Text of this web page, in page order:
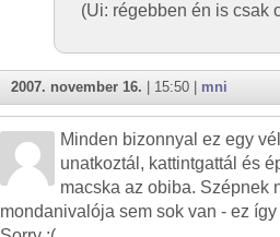
(Ui: régebben én is csak
2007. november 16. | 15:50 | mni
Minden bizonnyal ez egy
unatkoztál, kattintgattál és
macska az obiba. Szépnek
mondanivalója sem sok van - ez